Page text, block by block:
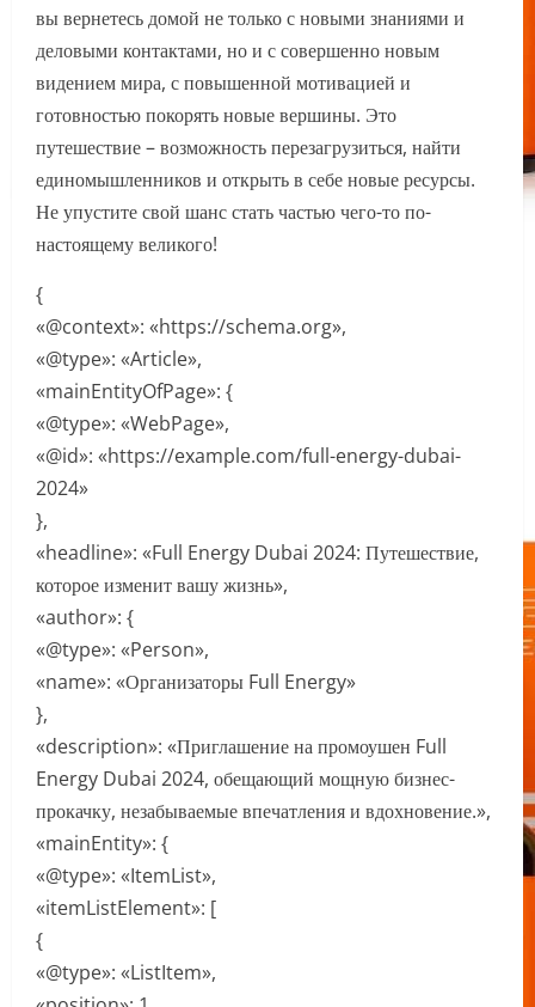
вы вернетесь домой не только с новыми знаниями и
деловыми контактами, но и с совершенно новым
видением мира, с повышенной мотивацией и
готовностью покорять новые вершины. Это
путешествие – возможность перезагрузиться, найти
единомышленников и открыть в себе новые ресурсы.
Не упустите свой шанс стать частью чего-то по-
настоящему великого!
{
«@context»: «https://schema.org»,
«@type»: «Article»,
«mainEntityOfPage»: {
«@type»: «WebPage»,
«@id»: «https://example.com/full-energy-dubai-
2024»
},
«headline»: «Full Energy Dubai 2024: Путешествие,
которое изменит вашу жизнь»,
«author»: {
«@type»: «Person»,
«name»: «Организаторы Full Energy»
},
«description»: «Приглашение на промоушен Full
Energy Dubai 2024, обещающий мощную бизнес-
прокачку, незабываемые впечатления и вдохновение.»,
«mainEntity»: {
«@type»: «ItemList»,
«itemListElement»: [
{
«@type»: «ListItem»,